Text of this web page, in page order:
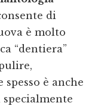
di
è molto
“dentiera”
è anche
specialmente